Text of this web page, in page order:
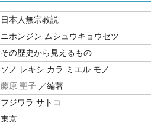
日本人無宗教説
ニホンジン ムシュウキョウセツ
その歴史から見えるもの
ソノ レキシ カラ ミエル モノ
藤原 聖子 ／編著
フジワラ サトコ
東京